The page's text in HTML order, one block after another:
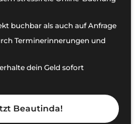
buchbar als auch auf Anfrage
Terminerinnerungen und
dein Geld sofort
Beautinda!